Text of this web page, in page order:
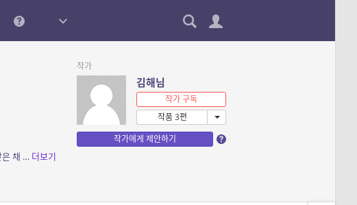
소개: 소년 탐정, 숙적을 만나다! 아버지로 인해 남들에게 손가락질 받는 운명을 떠안게 된 소년, 윤현우. 마음의 문을 닫은 채 고등학교 진학도 포기하고 하루하루를 무의미하게 보내던 현우... 더보기
작가
김해님
작가 구독
작품 3편
작가에게 제안하기